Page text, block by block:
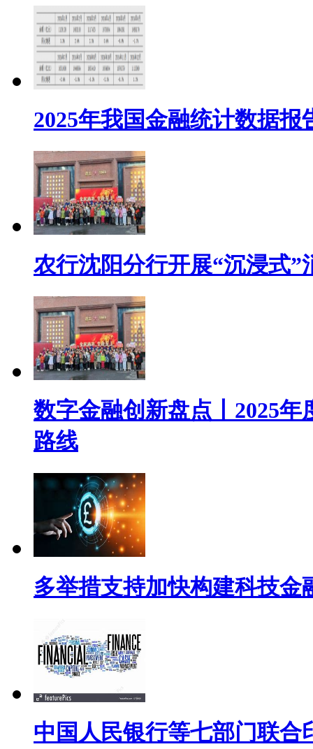
2025年我国金融统计数据
农行沈阳分行开展“沉浸式
数字金融创新盘点丨2025
路线
多举措支持加快构建科技金
中国人民银行等七部门联